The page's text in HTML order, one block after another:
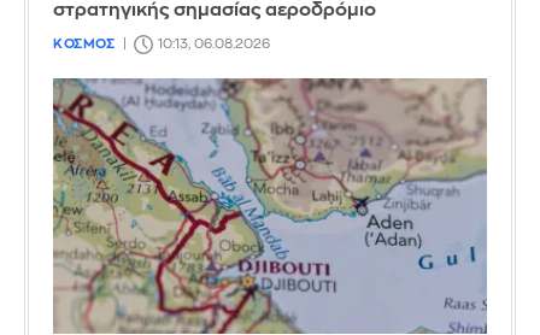
στρατηγικής σημασίας αεροδρόμιο
ΚΟΣΜΟΣ 10:13, 06.08.2026